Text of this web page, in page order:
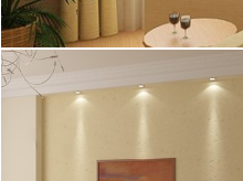
14.04.2005